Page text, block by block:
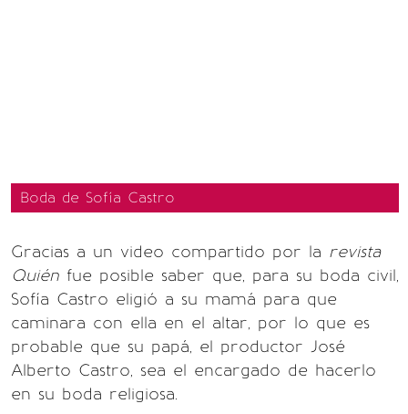
Boda de Sofía Castro
Gracias a un video compartido por la revista
Quién fue posible saber que, para su boda civil,
Sofía Castro eligió a su mamá para que
caminara con ella en el altar, por lo que es
probable que su papá, el productor José
Alberto Castro, sea el encargado de hacerlo
en su boda religiosa.